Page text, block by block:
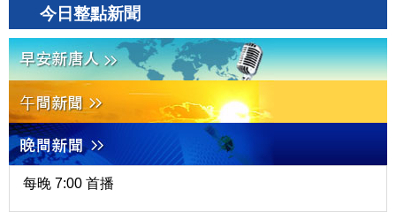
今日整點新聞
每晚 7:00 首播